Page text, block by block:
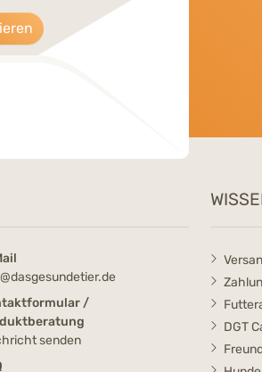
/
senden
DGT